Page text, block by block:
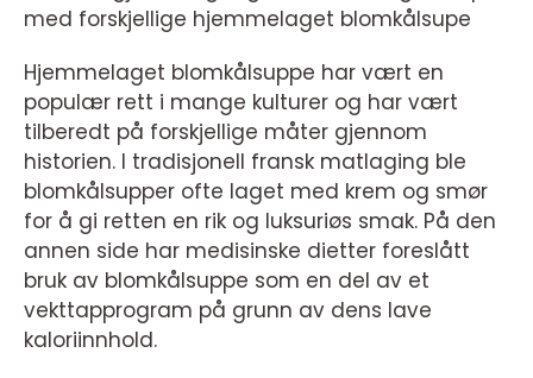
med forskjellige hjemmelaget blomkålsupe
Hjemmelaget blomkålsuppe har vært en
populær rett i mange kulturer og har vært
tilberedt på forskjellige måter gjennom
historien. I tradisjonell fransk matlaging ble
blomkålsupper ofte laget med krem og smør
for å gi retten en rik og luksuriøs smak. På den
annen side har medisinske dietter foreslått
bruk av blomkålsuppe som en del av et
vekttapprogram på grunn av dens lave
kaloriinnhold.